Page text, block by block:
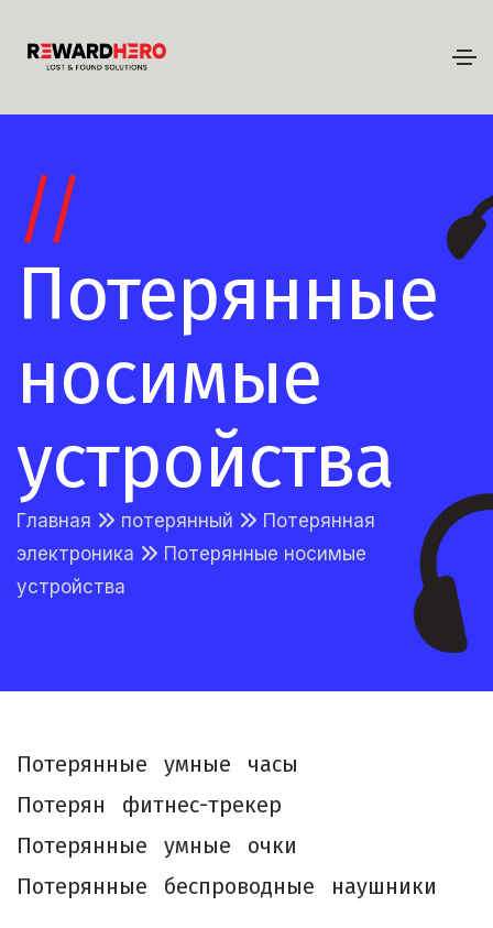
//
Потерянные
носимые
устройства
Главная потерянный
Потерянная
электроника
Потерянные носимые
устройства
Потерянные умные часы
Потерян фитнес-трекер
Потерянные умные очки
Потерянные беспроводные наушники